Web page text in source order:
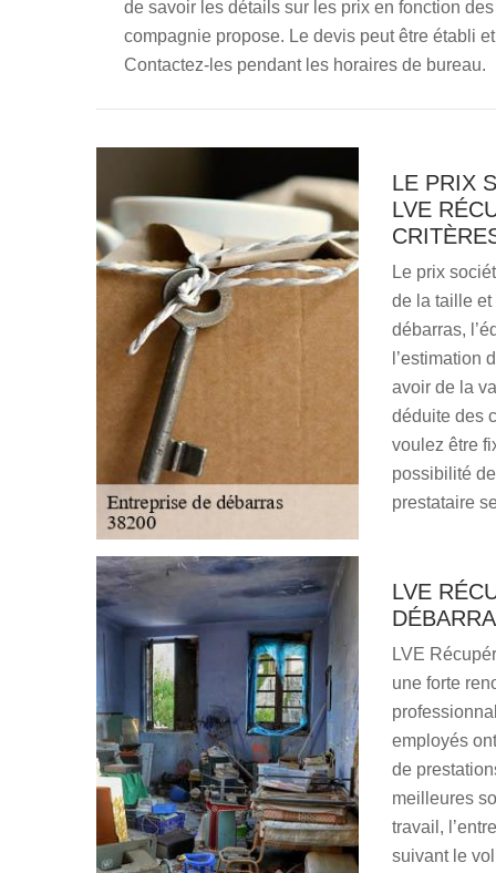
de savoir les détails sur les prix en fonction
compagnie propose. Le devis peut être établi
Contactez-les pendant les horaires de bureau.
LE PRIX
LVE
Le prix
de la taille et
débarras,
l’estimation
avoir de la
déduite des
voulez être
possibilité
prestataire
LVE
LVE
une forte
employés
de
meilleures
travail,
suivant le